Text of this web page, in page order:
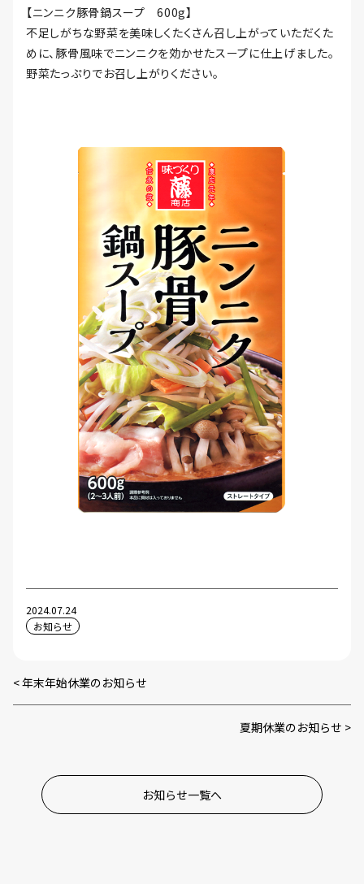
【ニンニク豚骨鍋スープ 600g】
不足しがちな野菜を美味しくたくさん召し上がっていただくた
めに、豚骨風味でニンニクを効かせたスープに仕上げました。
野菜たっぷりでお召し上がりください。
2024.07.24
お知らせ
年末年始休業のお知らせ
夏期休業のお知らせ
お知らせ一覧へ